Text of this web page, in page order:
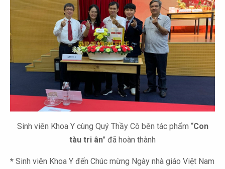
Sinh viên Khoa Y cùng Quý Thầy Cô bên tác phẩm “Con
tàu tri ân" đã hoàn thành
* Sinh viên Khoa Y đến Chúc mừng Ngày nhà giáo Việt Nam